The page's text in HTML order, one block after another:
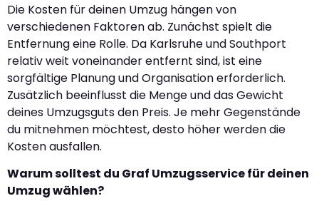
Die Kosten für deinen Umzug hängen von
verschiedenen Faktoren ab. Zunächst spielt die
Entfernung eine Rolle. Da Karlsruhe und Southport
relativ weit voneinander entfernt sind, ist eine
sorgfältige Planung und Organisation erforderlich.
Zusätzlich beeinflusst die Menge und das Gewicht
deines Umzugsguts den Preis. Je mehr Gegenstände
du mitnehmen möchtest, desto höher werden die
Kosten ausfallen.
Warum solltest du Graf Umzugsservice für deinen
Umzug wählen?